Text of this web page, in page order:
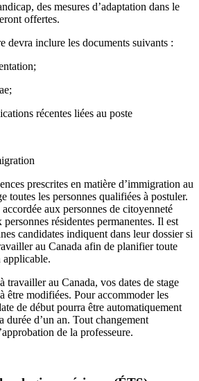
des mesures d’adaptation dans le
offertes.
devra inclure les documents suivants :
récentes liées au poste
prescrites en matière d’immigration au
toutes les personnes qualifiées à postuler.
aux personnes de citoyenneté
résidentes permanentes. Il est
candidates indiquent dans leur dossier si
au Canada afin de planifier toute
applicable.
travailler au Canada, vos dates de stage
être modifiées. Pour accommoder les
de début pourra être automatiquement
durée d’un an. Tout changement
de la professeure.